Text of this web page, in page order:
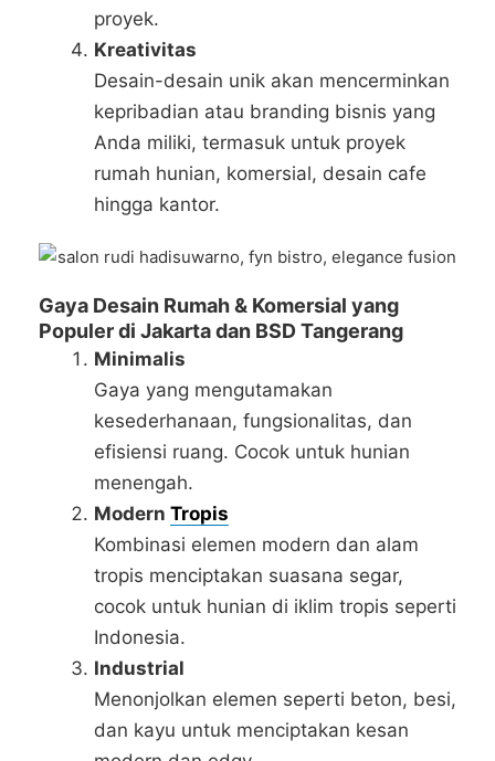
proyek.
Kreativitas
Desain-desain unik akan mencerminkan
kepribadian atau branding bisnis yang
Anda miliki, termasuk untuk proyek
rumah hunian, komersial, desain cafe
hingga kantor.
Gaya Desain Rumah & Komersial yang
Populer di Jakarta dan BSD Tangerang
Minimalis
Gaya yang mengutamakan
kesederhanaan, fungsionalitas, dan
efisiensi ruang. Cocok untuk hunian
menengah.
Modern Tropis
Kombinasi elemen modern dan alam
tropis menciptakan suasana segar,
cocok untuk hunian di iklim tropis seperti
Indonesia.
Industrial
Menonjolkan elemen seperti beton, besi,
dan kayu untuk menciptakan kesan